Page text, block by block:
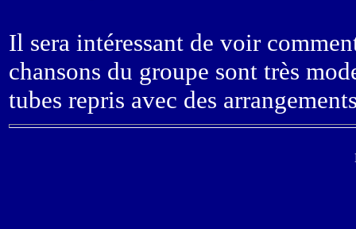
Il sera intéressant de voir
chansons du groupe sont très
tubes repris avec des